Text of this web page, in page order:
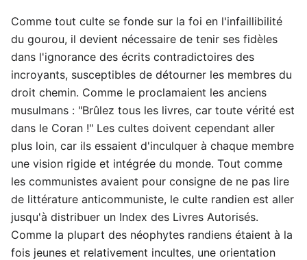
Comme tout culte se fonde sur la foi en l'infaillibilité
du gourou, il devient nécessaire de tenir ses fidèles
dans l'ignorance des écrits contradictoires des
incroyants, susceptibles de détourner les membres du
droit chemin. Comme le proclamaient les anciens
musulmans : "Brûlez tous les livres, car toute vérité est
dans le Coran !" Les cultes doivent cependant aller
plus loin, car ils essaient d'inculquer à chaque membre
une vision rigide et intégrée du monde. Tout comme
les communistes avaient pour consigne de ne pas lire
de littérature anticommuniste, le culte randien est aller
jusqu'à distribuer un Index des Livres Autorisés.
Comme la plupart des néophytes randiens étaient à la
fois jeunes et relativement incultes, une orientation